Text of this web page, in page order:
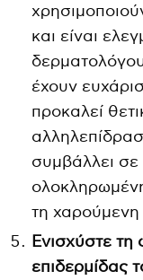
και είναι
έχουν
προκαλεί
συμβάλλει σε
τη
Ενισχύστε
επιδερμίδας